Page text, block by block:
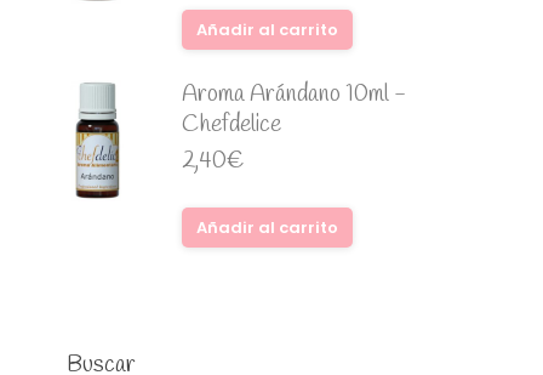
Añadir al carrito
Aroma Arándano 10ml -
Chefdelice
2,40€
Añadir al carrito
Buscar